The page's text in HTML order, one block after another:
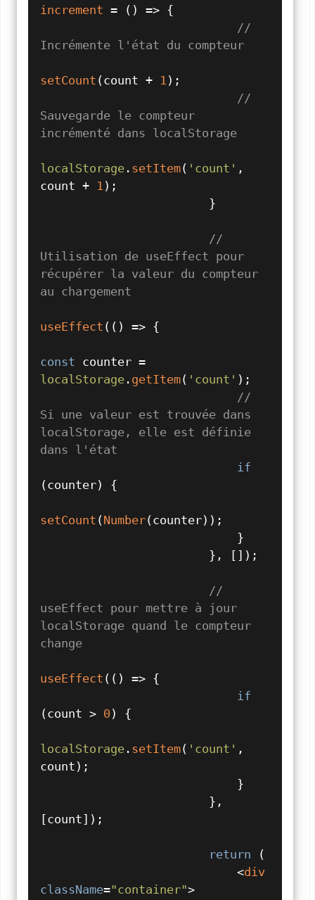
increment = ( ) => {
//
Incrémente l'état du compteur
setCount (count + 1 );
//
Sauvegarde le compteur
incrémenté dans localStorage
localStorage . setItem( 'count' ,
count + 1 );
//
Utilisation de useEffect pour
récupérer la valeur du compteur
au chargement
useEffect ( () => {
const
localStorage . getItem( 'count' );
//
Si une valeur est trouvée dans
localStorage, elle est définie
dans l'état
if
(counter) {
setCount (Number(counter));
//
useEffect pour mettre à jour
localStorage quand le compteur
change
useEffect ( () => {
if
(count > 0 ) {
localStorage . setItem( 'count' ,
count);
[count]);
return (
<div
className="container">